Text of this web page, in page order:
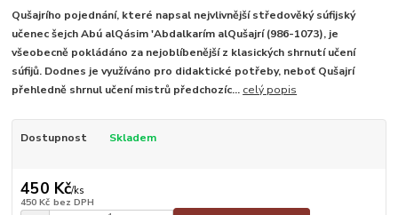
Qušajrího pojednání, které napsal nejvlivnější středověký súfijský
učenec šejch Abú alQásim 'Abdalkarím alQušajrí (986-1073), je
všeobecně pokládáno za nejoblíbenější z klasických shrnutí učení
súfijů. Dodnes je využíváno pro didaktické potřeby, neboť Qušajrí
přehledně shrnul učení mistrů předchozíc... celý popis
Dostupnost Skladem
450 Kč/ks
450 Kč bez DPH